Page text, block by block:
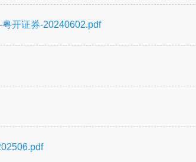
粤开证券-20240602.pdf